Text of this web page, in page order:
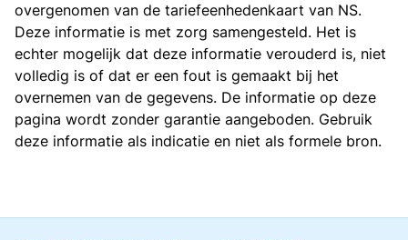
overgenomen van de tariefeenhedenkaart van NS.
Deze informatie is met zorg samengesteld. Het is
echter mogelijk dat deze informatie verouderd is, niet
volledig is of dat er een fout is gemaakt bij het
overnemen van de gegevens. De informatie op deze
pagina wordt zonder garantie aangeboden. Gebruik
deze informatie als indicatie en niet als formele bron.